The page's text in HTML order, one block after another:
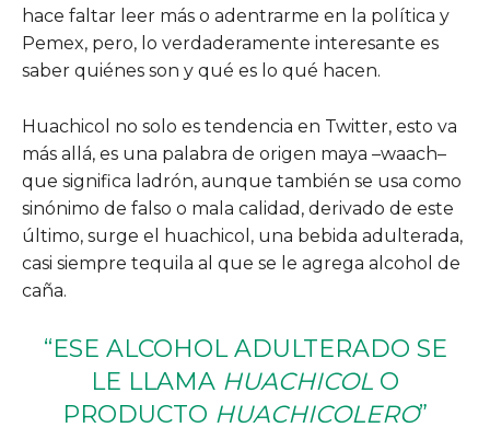
hace faltar leer más o adentrarme en la política y
Pemex, pero, lo verdaderamente interesante es
saber quiénes son y qué es lo qué hacen.
Huachicol no solo es tendencia en Twitter, esto va
más allá, es una palabra de origen maya –waach–
que significa ladrón, aunque también se usa como
sinónimo de falso o mala calidad, derivado de este
último, surge el huachicol, una bebida adulterada,
casi siempre tequila al que se le agrega alcohol de
caña.
“ESE ALCOHOL ADULTERADO SE
LE LLAMA HUACHICOL O
PRODUCTO HUACHICOLERO”